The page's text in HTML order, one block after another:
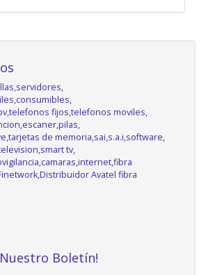
fijos,telefonos moviles,
de memoria,sai,s.a.i,software,
tv,
Avatel fibra
Boletín!